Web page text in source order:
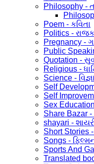
Philosophy -
Poem - કવિતા
Politics -
Pregnancy -
Public
Quotation -
Religious -
Science -
Self
Self
Sex
Share Bazar -
shayari -
Short Stories -
Songs -
Sports And
Translated